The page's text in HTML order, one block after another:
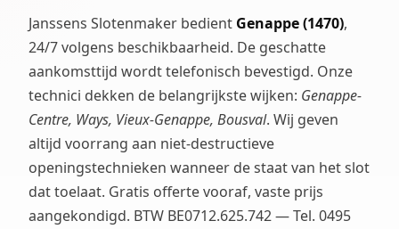
Janssens Slotenmaker bedient Genappe (1470),
24/7 volgens beschikbaarheid. De geschatte
aankomsttijd wordt telefonisch bevestigd. Onze
technici dekken de belangrijkste wijken: Genappe-
Centre, Ways, Vieux-Genappe, Bousval. Wij geven
altijd voorrang aan niet-destructieve
openingstechnieken wanneer de staat van het slot
dat toelaat. Gratis offerte vooraf, vaste prijs
aangekondigd. BTW BE0712.625.742 — Tel. 0495